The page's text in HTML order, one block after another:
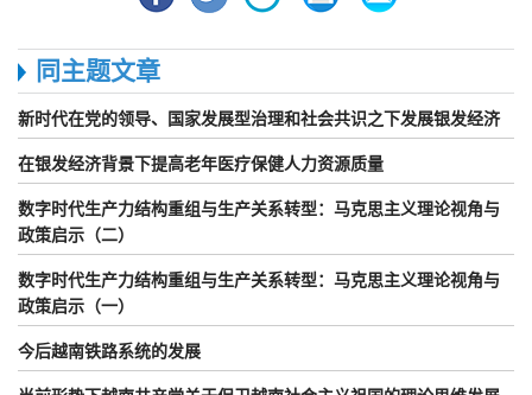
同主题文章
新时代在党的领导、国家发展型治理和社会共识之下发展银发经济
在银发经济背景下提高老年医疗保健人力资源质量
数字时代生产力结构重组与生产关系转型：马克思主义理论视角与
政策启示（二）
数字时代生产力结构重组与生产关系转型：马克思主义理论视角与
政策启示（一）
今后越南铁路系统的发展